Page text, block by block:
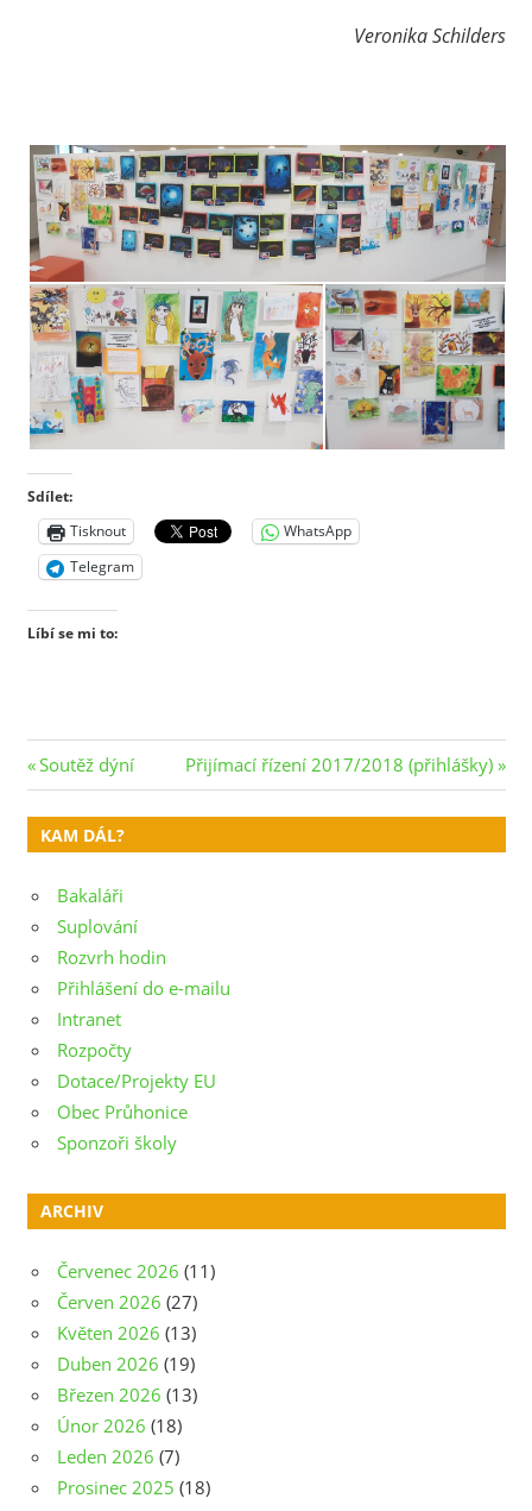
Veronika Schilders
Sdílet:
Tisknout
WhatsApp
Telegram
Líbí se mi to:
Navigace
pro
příspěvek
Previous
Post:
Soutěž dýní
Next
Post:
Přijímací řízení 2017/2018 (přihlášky)
KAM DÁL?
Bakaláři
Suplování
Rozvrh hodin
Přihlášení do e-mailu
Intranet
Rozpočty
Dotace/Projekty EU
Obec Průhonice
Sponzoři školy
ARCHIV
Červenec 2026 (11)
Červen 2026 (27)
Květen 2026 (13)
Duben 2026 (19)
Březen 2026 (13)
Únor 2026 (18)
Leden 2026 (7)
Prosinec 2025 (18)